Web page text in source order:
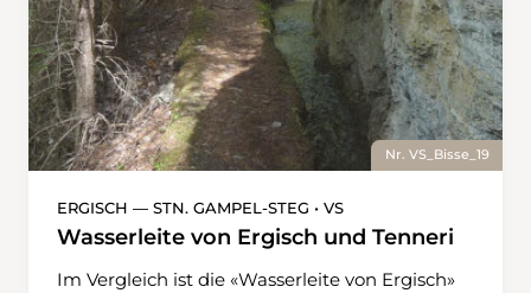
Nr. VS_Bisse_19
ERGISCH — STN. GAMPEL-STEG • VS
Wasserleite von Ergisch und Tenneri
Im Vergleich ist die «Wasserleite von Ergisch»